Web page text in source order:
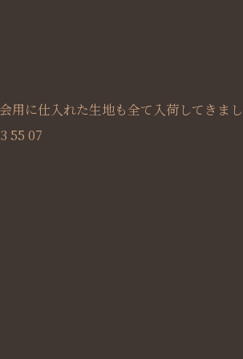
用に仕入れた生地も全て入荷してきま